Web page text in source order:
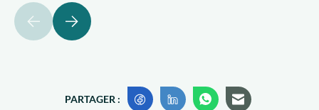
précédentsuivant
PARTAGER :